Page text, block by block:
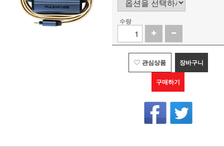
수량
관심상품 장바구니
구매하기